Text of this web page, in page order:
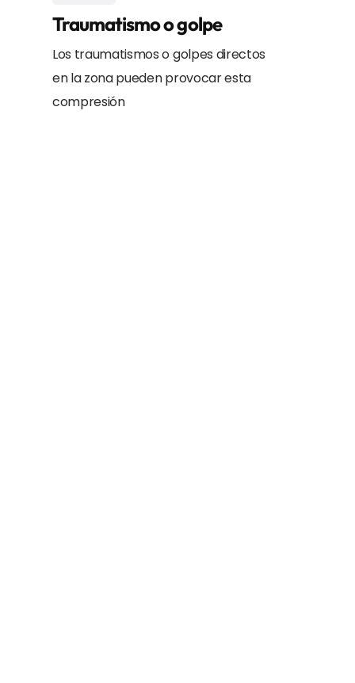
Traumatismo o golpe
Los traumatismos o golpes directos
en la zona pueden provocar esta
compresión